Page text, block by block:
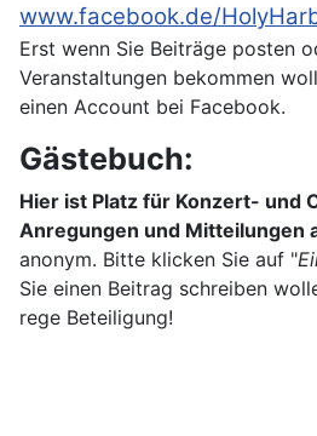
www.facebook.de/
Erst wenn Sie Beiträge posten
Veranstaltungen bekommen
einen Account bei Facebook.
Gästebuch:
Hier ist Platz für Konzert- und
Anregungen und Mitteilungen
anonym. Bitte klicken Sie auf "
Sie einen Beitrag schreiben
rege Beteiligung!